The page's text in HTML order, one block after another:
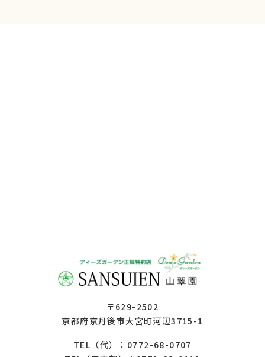
〒629-2502
京都府京丹後市大宮町河辺3715-1
TEL（代）： 0772-68-0707